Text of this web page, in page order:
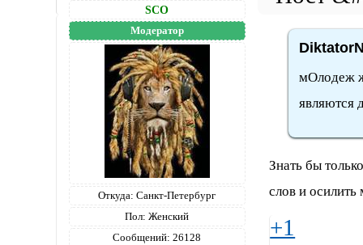
SCO
Модератор
Откуда: Санкт-Петербург
Пол: Женский
Сообщений: 26128
мОлодеж
являются
Знать бы
слов и осилить
+1